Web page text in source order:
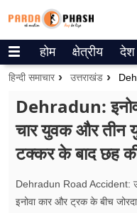
Trending on Google
वेब स्टोरीज
उत्तर प्रदेश
गैलरी
होम क्षेत्रीय देश
हिन्दी समाचार उत्तराखंड
Dehradun:
चार युवक और तीन
टक्कर के बाद छह
Dehradun Road Accident:
इनोवा कार और ट्रक के बीच